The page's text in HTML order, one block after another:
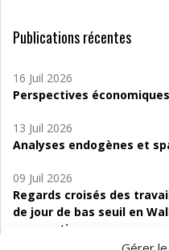
Publications récentes
16 Juil 2026
Perspectives
13 Juil 2026
Analyses endogènes et
09 Juil 2026
Regards croisés des
de jour de bas seuil en
perspectives